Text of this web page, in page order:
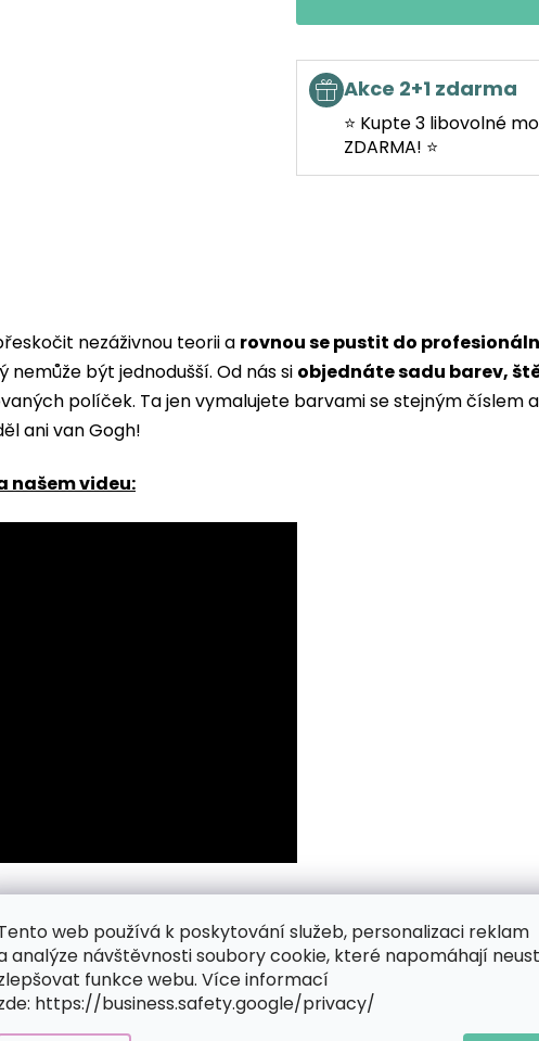
web používá k poskytování služeb, personalizaci reklam
analýze návštěvnosti soubory cookie, které napomáhají
funkce webu. Více informací
https://business.safety.google/privacy/
Akce 2+1 zdarma
⭐ Kupte 3 libovolné
ZDARMA! ⭐
nezáživnou teorii a rovnou se pustit do
být jednodušší. Od nás si objednáte sadu barev,
políček. Ta jen vymalujete barvami se stejným číslem
ani van Gogh!
našem videu: